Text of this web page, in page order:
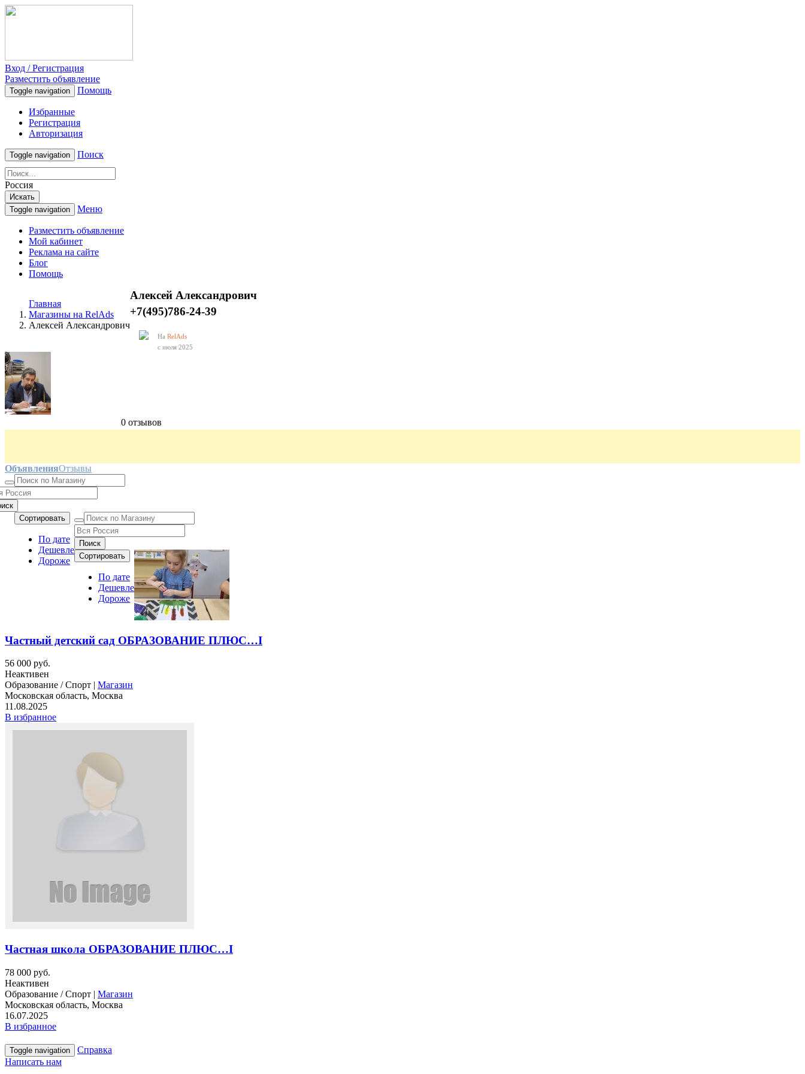
Вход / Регистрация
Разместить объявление
Toggle navigation Помощь
Избранные
Регистрация
Авторизация
Toggle navigation Поиск
Россия
Искать
Toggle navigation
Меню
Разместить объявление
Мой кабинет
Реклама на сайте
Блог
Помощь
Главная
Магазины на RelAds
Алексей Александрович
Алексей Александрович
+7(495)786-24-39
На RelAds
с июля 2025
0 отзывов
ОбъявленияОтзывы
Сортировать
По дате
Дешевле
Дороже
Поиск
Сортировать
По дате
Дешевле
Дороже
Частный детский сад ОБРАЗОВАНИЕ ПЛЮС…I
56 000 руб.
Неактивен
Образование / Спорт | Магазин
Московская область, Москва
11.08.2025
В избранное
Частная школа ОБРАЗОВАНИЕ ПЛЮС…I
78 000 руб.
Неактивен
Образование / Спорт | Магазин
Московская область, Москва
16.07.2025
В избранное
Toggle navigation
Справка
Написать нам